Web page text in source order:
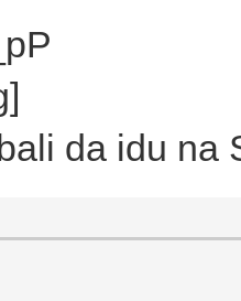
da idu na